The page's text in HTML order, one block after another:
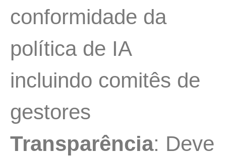
conformidade da
política de IA
incluindo comitês de
gestores
Transparência: Deve